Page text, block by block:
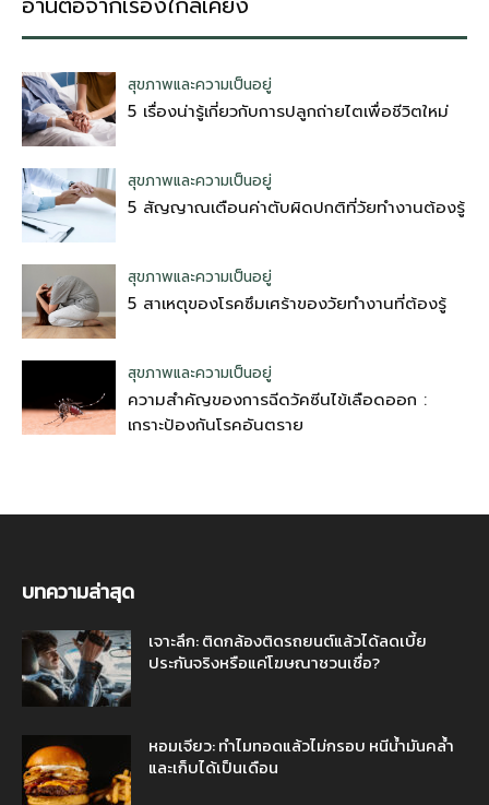
สุขภาพและความเป็นอยู่
5 เรื่องน่ารู้เกี่ยวกับการปลูกถ่ายไตเพื่อชีวิตใหม่
สุขภาพและความเป็นอยู่
5 สัญญาณเตือนค่าตับผิดปกติที่วัยทำงานต้องรู้
สุขภาพและความเป็นอยู่
5 สาเหตุของโรคซึมเศร้าของวัยทำงานที่ต้องรู้
สุขภาพและความเป็นอยู่
ความสำคัญของการฉีดวัคซีนไข้เลือดออก :
เกราะป้องกันโรคอันตราย
บทความล่าสุด
เจาะลึก: ติดกล้องติดรถยนต์แล้วได้ลดเบี้ย
ประกันจริงหรือแค่โฆษณาชวนเชื่อ?
หอมเจียว: ทำไมทอดแล้วไม่กรอบ หนีน้ำมันคล้ำ
และเก็บได้เป็นเดือน